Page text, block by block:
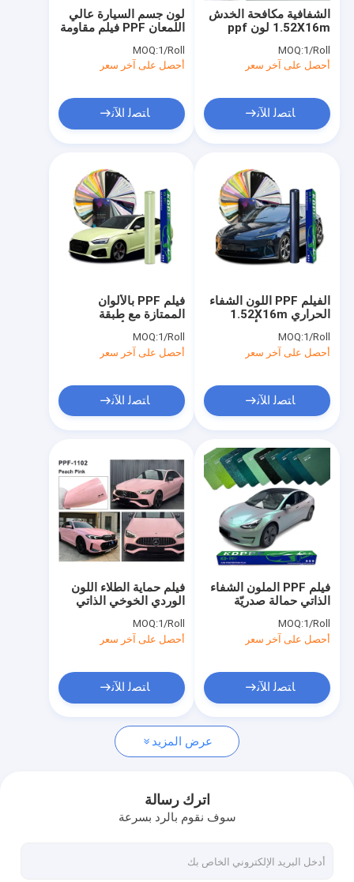
المنتجات
أشرطة فيديو
حول بنا
ضبط الجودة
اتصل بنا
طلب اقتباس
فيلم حماية الطلاء اللامع
فيلم حماية الطلاء غير الملمع
فيلم حماية الطلاء من ألياف الكربون
لون جسم السيارة عالي
اللمعان PPF فيلم مقاومة
MOQ:1/Roll
أحصل على آخر سعر
ﺎﺘﺼﻟ ﺍﻶﻧ
الشفافية مكافحة الخدش
1.52X16m لون ppf
MOQ:1/Roll
أحصل على آخر سعر
ﺎﺘﺼﻟ ﺍﻶﻧ
فيلم PPF بالألوان
الممتازة مع طبقة
المركبات
MOQ:1/Roll
أحصل على آخر سعر
ﺎﺘﺼﻟ ﺍﻶﻧ
الفيلم PPF اللون الشفاء
الحراري 1.52X16m
الألوان لفائف للسيارات
MOQ:1/Roll
أحصل على آخر سعر
ﺎﺘﺼﻟ ﺍﻶﻧ
فيلم حماية الطلاء اللون
الوردي الخوخي الذاتي
مضاد للبكتيريا
MOQ:1/Roll
أحصل على آخر سعر
ﺎﺘﺼﻟ ﺍﻶﻧ
فيلم PPF الملون الشفاء
الذاتي حمالة صدريّة
لسيارات الفينيل لفّ
الأفلام
MOQ:1/Roll
أحصل على آخر سعر
ﺎﺘﺼﻟ ﺍﻶﻧ
عرض المزيد
اترك رسالة
سوف نقوم بالرد بسرعة